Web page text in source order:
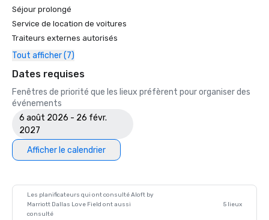
Séjour prolongé
Service de location de voitures
Traiteurs externes autorisés
Tout afficher (7)
Dates requises
Fenêtres de priorité que les lieux préfèrent pour organiser des
événements
6 août 2026 - 26 févr.
2027
Afficher le calendrier
Les planificateurs qui ont consulté Aloft by
Marriott Dallas Love Field ont aussi
consulté
5 lieux